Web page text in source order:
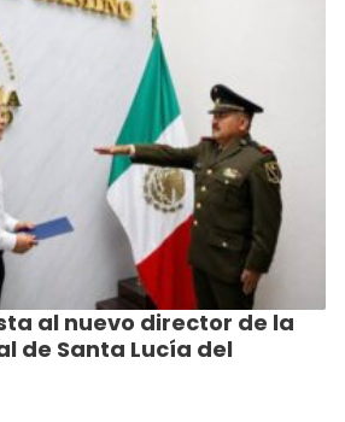
al nuevo director de la
de Santa Lucía del